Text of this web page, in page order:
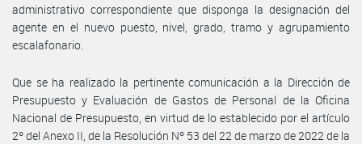
administrativo correspondiente que disponga la designación del
agente en el nuevo puesto, nivel, grado, tramo y agrupamiento
escalafonario.
Que se ha realizado la pertinente comunicación a la Dirección de
Presupuesto y Evaluación de Gastos de Personal de la Oficina
Nacional de Presupuesto, en virtud de lo establecido por el artículo
2º del Anexo II, de la Resolución Nº 53 del 22 de marzo de 2022 de la